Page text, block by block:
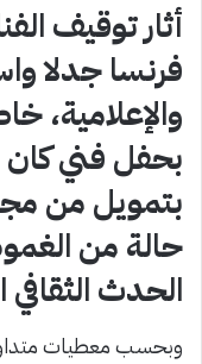
أثار توقيف
فرنسا جدلا
والإعلامية،
بحفل فني
بتمويل من
حالة من
الحدث الثقافي
وبحسب معطيات